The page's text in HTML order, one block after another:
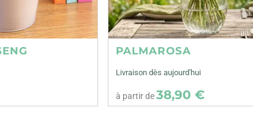
PALMAROSA
Livraison dès aujourd'hui
à partir de38,90 €